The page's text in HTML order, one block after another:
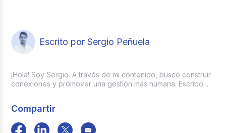
Escrito por Sergio Peñuela
¡Hola! Soy Sergio. A través de mi contenido, busco construir
conexiones y promover una gestión más humana. Escribo ...
Compartir